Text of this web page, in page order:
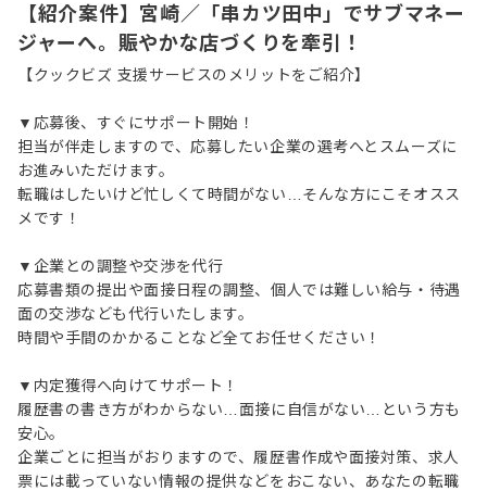
【紹介案件】宮崎／「串カツ田中」でサブマネー
ジャーへ。賑やかな店づくりを牽引！
【クックビズ 支援サービスのメリットをご紹介】
▼応募後、すぐにサポート開始！
担当が伴走しますので、応募したい企業の選考へとスムーズに
お進みいただけます。
転職はしたいけど忙しくて時間がない…そんな方にこそオスス
メです！
▼企業との調整や交渉を代行
応募書類の提出や面接日程の調整、個人では難しい給与・待遇
面の交渉なども代行いたします。
時間や手間のかかることなど全てお任せください！
▼内定獲得へ向けてサポート！
履歴書の書き方がわからない…面接に自信がない…という方も
安心。
企業ごとに担当がおりますので、履歴書作成や面接対策、求人
票には載っていない情報の提供などをおこない、あなたの転職